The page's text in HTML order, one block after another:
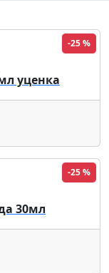
-25 %
уценка
-25 %
30мл